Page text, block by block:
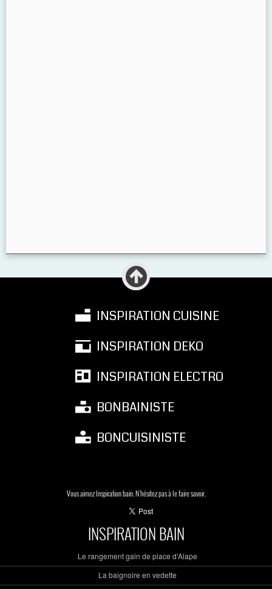
INSPIRATION CUISINE
INSPIRATION DEKO
INSPIRATION ELECTRO
BONBAINISTE
BONCUISINISTE
Vous aimez Inspiration bain. N'hésitez pas à le faire savoir.
INSPIRATION BAIN
Le rangement gain de place d’Alape
La baignoire en vedette